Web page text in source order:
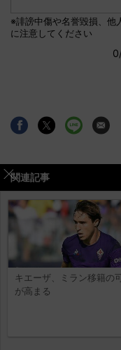
関連記事
キエーザ、ミラン移籍の
が高まる